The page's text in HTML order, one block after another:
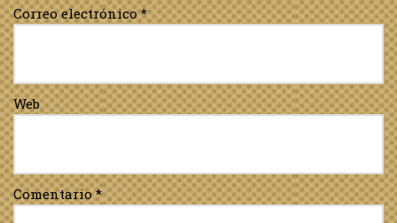
Correo electrónico*
Web
Comentario*